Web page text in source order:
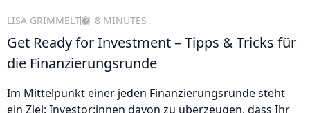
LISA GRIMMELT 8 MINUTES
Get Ready for Investment – Tipps & Tricks für
die Finanzierungsrunde
Im Mittelpunkt einer jeden Finanzierungsrunde steht
ein Ziel: Investor:innen davon zu überzeugen, dass Ihr